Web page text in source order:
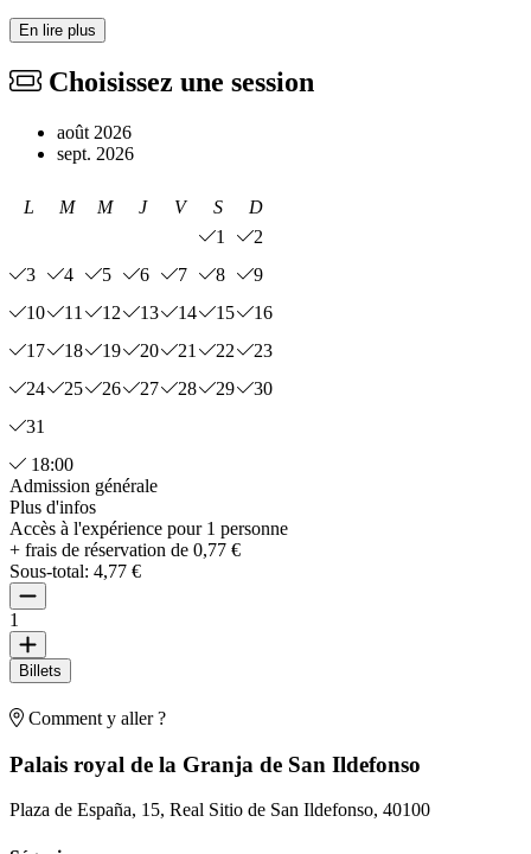
En lire plus
Comment y aller ?
Palais royal de la Granja de San Ildefonso
Plaza de España, 15, Real Sitio de San Ildefonso, 40100
Choisissez une session
août 2026
sept. 2026
L M M J V S
D
1
2
3
4 5 6 7 8
9
10
11 12 13 14 15
16
17
18 19 20 21 22
23
24
25 26 27 28 29
30
31
18:00
Admission générale
Plus d'infos
Accès à l'expérience pour 1 personne
+ frais de réservation de 0,77 €
Sous-total: 4,77 €
1
Billets